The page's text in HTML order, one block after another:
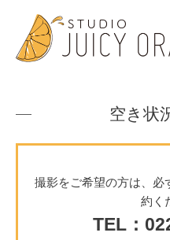
空き状
撮影をご希望の方は、必
約く
TEL：